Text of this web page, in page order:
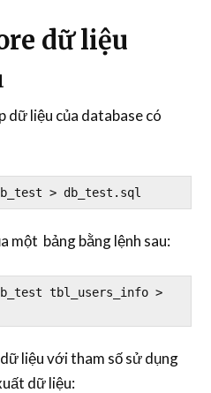
dữ liệu
dữ liệu của database có
> db_test.sql
một bảng bằng lệnh sau:
tbl_users_info >
liệu với tham số sử dụng
dữ liệu: